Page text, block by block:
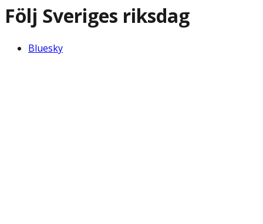
Följ Sveriges riksdag
Bluesky